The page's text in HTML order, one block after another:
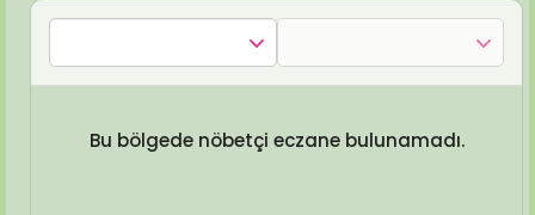
Bu bölgede nöbetçi eczane bulunamadı.